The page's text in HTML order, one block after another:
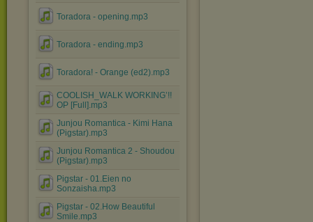
Toradora - opening.mp3
Toradora - ending.mp3
Toradora! - Orange (ed2).mp3
COOLISH_WALK WORKING’!!
OP [Full].mp3
Junjou Romantica - Kimi Hana
(Pigstar).mp3
Junjou Romantica 2 - Shoudou
(Pigstar).mp3
Pigstar - 01.Eien no
Sonzaisha.mp3
Pigstar - 02.How Beautiful
Smile.mp3